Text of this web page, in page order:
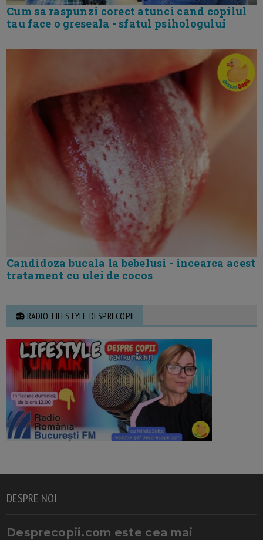
Cum sa raspunzi corect atunci cand copilul
tau face o greseala - sfatul psihologului
Candidoza bucala la bebelusi - incearca acest
tratament cu ulei de cocos
📻 RADIO: LIFESTYLE DESPRECOPII
DESPRE NOI
Desprecopii.com este cea mai